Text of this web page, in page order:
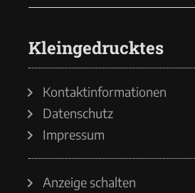
Kleingedrucktes
Kontaktinformationen
Datenschutz
Impressum
Anzeige schalten